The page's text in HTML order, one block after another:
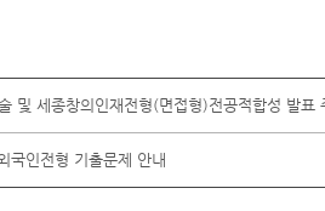
및 세종창의인재전형(면접형)전공적합성 발표
국인전형 기출문제 안내